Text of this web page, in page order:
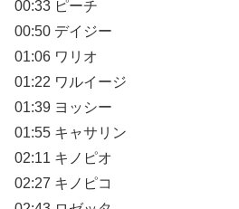
00:33 ピーチ
00:50 デイジー
01:06 ワリオ
01:22 ワルイージ
01:39 ヨッシー
01:55 キャサリン
02:11 キノピオ
02:27 キノピコ